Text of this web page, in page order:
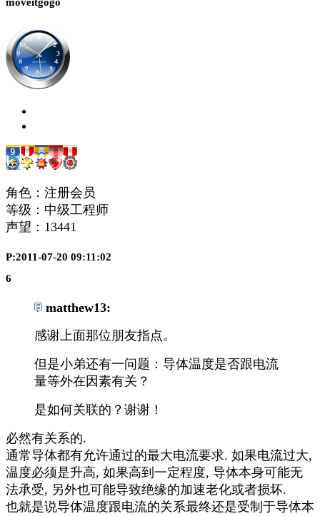
moveitgogo
角色：注册会员
等级：中级工程师
声望： 13441
P:2011-07-20 09:11:02
6
matthew13:
感谢上面那位朋友指点。
但是小弟还有一问题：导体温度是否跟电流
量等外在因素有关？
是如何关联的？谢谢！
必然有关系的.
通常导体都有允许通过的最大电流要求. 如果电流过大,
温度必须是升高, 如果高到一定程度, 导体本身可能无
法承受, 另外也可能导致绝缘的加速老化或者损坏.
也就是说导体温度跟电流的关系最终还是受制于导体本